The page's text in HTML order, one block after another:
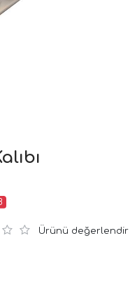
Ürünü değerlendir